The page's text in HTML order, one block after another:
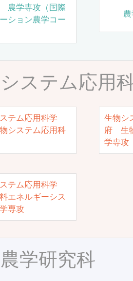
農学専攻（国際
ション農学コー
ステム応用
テム応用科学
システム応用科
生物シ
府 生
学専攻
テム応用科学
エネルギーシス
専攻
学研究科